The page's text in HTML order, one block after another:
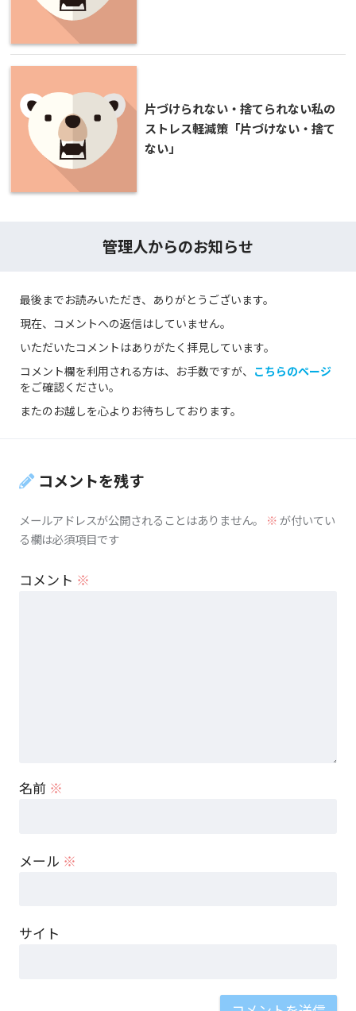
片づけられない・捨てられない私の
ストレス軽減策「片づけない・捨て
ない」
管理人からのお知らせ
最後までお読みいただき、ありがとうございます。
現在、コメントへの返信はしていません。
いただいたコメントはありがたく拝見しています。
コメント欄を利用される方は、お手数ですが、 こちらのページ
をご確認ください。
またのお越しを心よりお待ちしております。
コメントを残す
メールアドレスが公開されることはありません。 ※が付いてい
る欄は必須項目です
コメント ※
名前 ※
メール ※
サイト